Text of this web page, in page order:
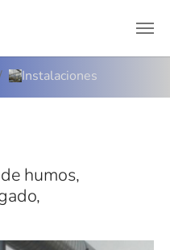
Instalaciones
humos,